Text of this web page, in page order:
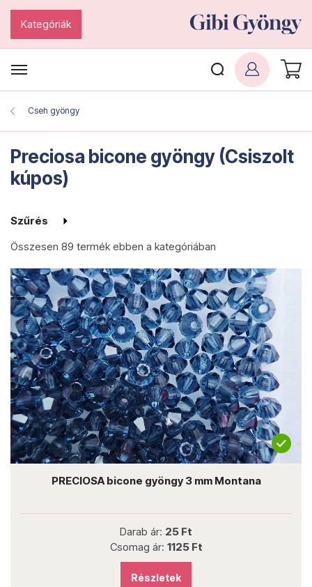
Kategóriák
Cseh gyöngy
Preciosa bicone gyöngy (Csiszolt
kúpos)
Szűrés
Összesen 89 termékebben a kategóriában
PRECIOSA bicone gyöngy 3 mm Montana
Darab ár: 25 Ft
Csomag ár: 1125 Ft
Részletek